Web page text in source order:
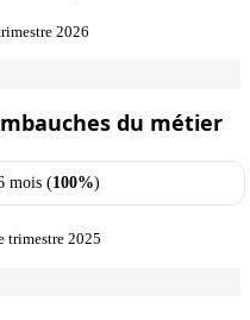
2026
du métier
mois (100%)
trimestre 2025